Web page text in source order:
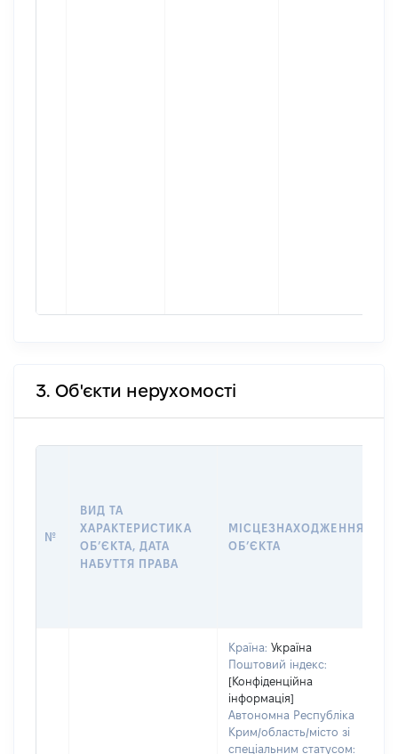
3. Об'єкти нерухомості
№
ВИД ТА
ХАРАКТЕРИСТИКА
ОБʼЄКТА, ДАТА
НАБУТТЯ ПРАВА
МІСЦЕЗНАХОДЖЕННЯ
ОБʼЄКТА
Країна: Україна
Поштовий індекс:
[Конфіденційна
інформація]
Автономна Республіка
Крим/область/місто зі
спеціальним статусом: